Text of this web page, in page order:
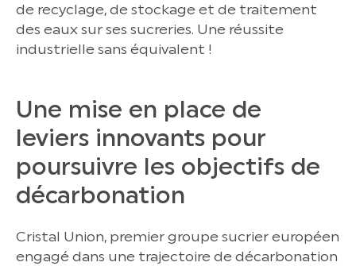
de recyclage, de stockage et de traitement
des eaux sur ses sucreries. Une réussite
industrielle sans équivalent !
Une mise en place de
leviers innovants pour
poursuivre les objectifs de
décarbonation
Cristal Union, premier groupe sucrier européen
engagé dans une trajectoire de décarbonation